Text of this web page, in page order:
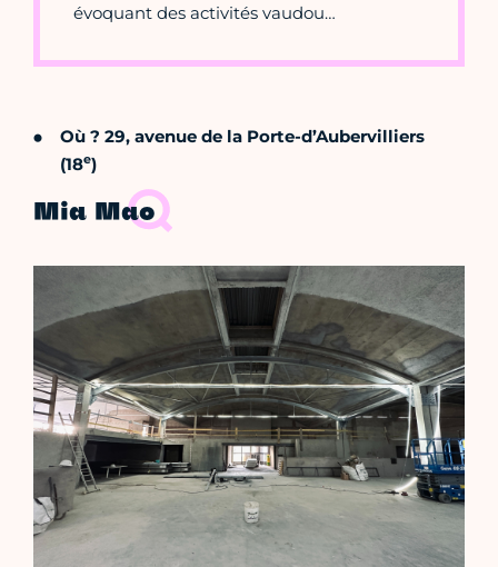
évoquant des activités vaudou…
Où ? 29, avenue de la Porte-d’Aubervilliers
(18e)
Mia Mao